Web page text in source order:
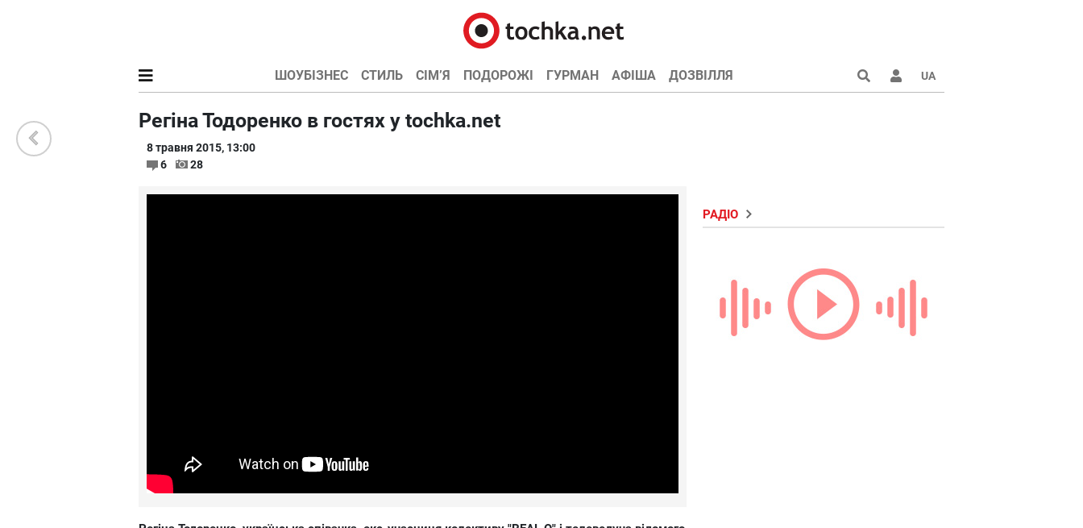
ШОУБІЗНЕС СТИЛЬ СІМ’Я ПОДОРОЖІ ГУРМАН АФІША ДОЗВІЛЛЯ UA
Регіна Тодоренко в гостях у tochka.net
8 травня 2015, 13:00
6
28
РАДІО